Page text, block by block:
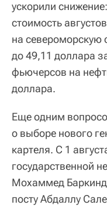
ускорили
стоимость
на североморскую
до 49,11 доллара
фьючерсов на
доллара.
Еще одним
о выборе нового
картеля. С 1
государственной
Мохаммед
посту Абдаллу